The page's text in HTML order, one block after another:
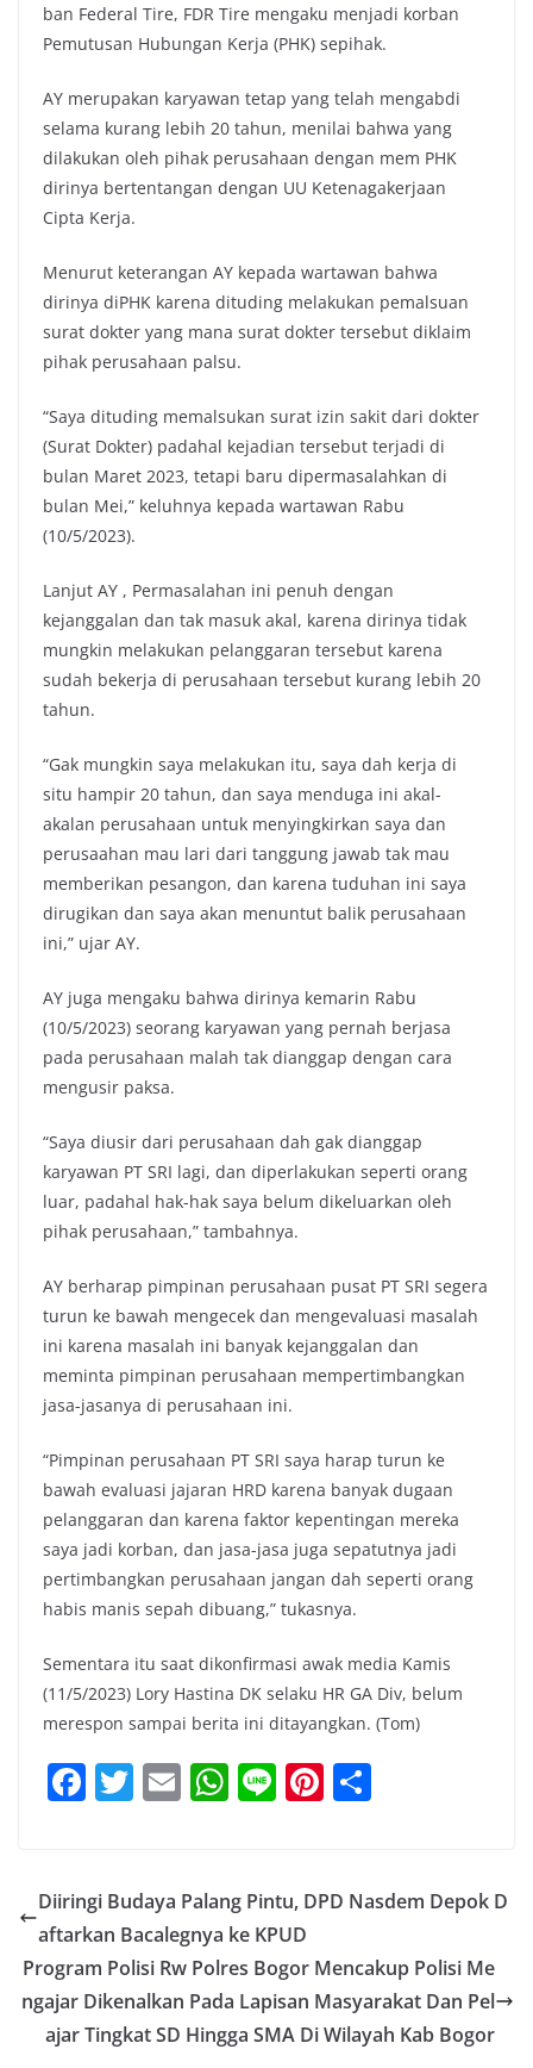
ban Federal Tire, FDR Tire mengaku menjadi korban
Pemutusan Hubungan Kerja (PHK) sepihak.
AY merupakan karyawan tetap yang telah mengabdi
selama kurang lebih 20 tahun, menilai bahwa yang
dilakukan oleh pihak perusahaan dengan mem PHK
dirinya bertentangan dengan UU Ketenagakerjaan
Cipta Kerja.
Menurut keterangan AY kepada wartawan bahwa
dirinya diPHK karena dituding melakukan pemalsuan
surat dokter yang mana surat dokter tersebut diklaim
pihak perusahaan palsu.
“Saya dituding memalsukan surat izin sakit dari dokter
(Surat Dokter) padahal kejadian tersebut terjadi di
bulan Maret 2023, tetapi baru dipermasalahkan di
bulan Mei,” keluhnya kepada wartawan Rabu
(10/5/2023).
Lanjut AY , Permasalahan ini penuh dengan
kejanggalan dan tak masuk akal, karena dirinya tidak
mungkin melakukan pelanggaran tersebut karena
sudah bekerja di perusahaan tersebut kurang lebih 20
tahun.
“Gak mungkin saya melakukan itu, saya dah kerja di
situ hampir 20 tahun, dan saya menduga ini akal-
akalan perusahaan untuk menyingkirkan saya dan
perusaahan mau lari dari tanggung jawab tak mau
memberikan pesangon, dan karena tuduhan ini saya
dirugikan dan saya akan menuntut balik perusahaan
ini,” ujar AY.
AY juga mengaku bahwa dirinya kemarin Rabu
(10/5/2023) seorang karyawan yang pernah berjasa
pada perusahaan malah tak dianggap dengan cara
mengusir paksa.
“Saya diusir dari perusahaan dah gak dianggap
karyawan PT SRI lagi, dan diperlakukan seperti orang
luar, padahal hak-hak saya belum dikeluarkan oleh
pihak perusahaan,” tambahnya.
AY berharap pimpinan perusahaan pusat PT SRI segera
turun ke bawah mengecek dan mengevaluasi masalah
ini karena masalah ini banyak kejanggalan dan
meminta pimpinan perusahaan mempertimbangkan
jasa-jasanya di perusahaan ini.
“Pimpinan perusahaan PT SRI saya harap turun ke
bawah evaluasi jajaran HRD karena banyak dugaan
pelanggaran dan karena faktor kepentingan mereka
saya jadi korban, dan jasa-jasa juga sepatutnya jadi
pertimbangkan perusahaan jangan dah seperti orang
habis manis sepah dibuang,” tukasnya.
Sementara itu saat dikonfirmasi awak media Kamis
(11/5/2023) Lory Hastina DK selaku HR GA Div, belum
merespon sampai berita ini ditayangkan. (Tom)
F
e
b
o
o
k
T
er
E
l
W
s
A
p
p
Li Pi
e e
Diiringi Budaya Palang Pintu, DPD Nasdem Depok D
aftarkan Bacalegnya ke KPUD
Program Polisi Rw Polres Bogor Mencakup Polisi Me
ngajar Dikenalkan Pada Lapisan Masyarakat Dan Pel
ajar Tingkat SD Hingga SMA Di Wilayah Kab Bogor